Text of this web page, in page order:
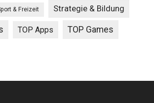
& Freizeit Strategie & Bildung
TOP Apps TOP Games